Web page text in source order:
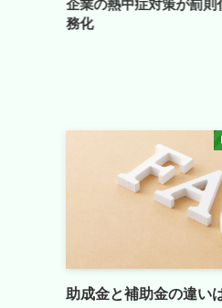
は？作成方法や提出の
説
助成金と補助金の違い